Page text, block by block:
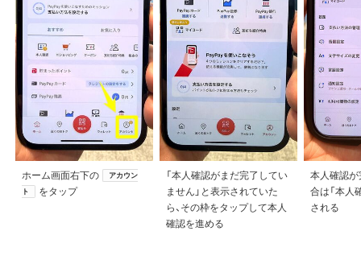
ホーム画面右下の
アカウン
ト
をタップ
「本人確認がまだ完了してい
ません」と表示されていた
ら、その枠をタップして本人
確認を進める
本人確認
合は「本人
される